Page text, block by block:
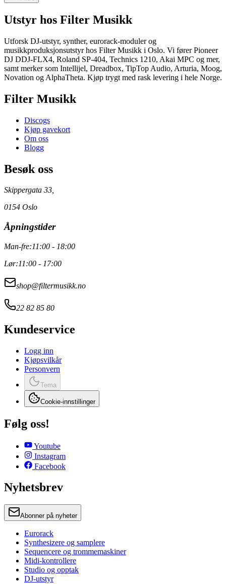
Utstyr hos Filter Musikk
Utforsk DJ-utstyr, synther, eurorack-moduler og
musikkproduksjonsutstyr hos Filter Musikk i Oslo. Vi fører Pioneer
DJ DDJ-FLX4, Roland SP-404, Technics 1210, Akai MPC og mer,
samt merker som Intellijel, Dreadbox, TipTop Audio, Arturia, Moog,
Novation og AlphaTheta. Kjøp trygt med rask levering i hele Norge.
Filter Musikk
Discogs
Kjøp gavekort
Om oss
Blogg
Besøk oss
Skippergata 33,
0154 Oslo
Åpningstider
Man-fre:11:00 - 18:00
Lør:11:00 - 17:00
shop@filtermusikk.no
22 82 85 80
Kundeservice
Logg inn
Kjøpsvilkår
Personvern
Tema
Cookie-innstillinger
Følg oss!
Youtube
Instagram
Facebook
Nyhetsbrev
Abonner på nyheter
Eurorack
Synthesizere og samplere
Sequencere og trommemaskiner
Midi-kontrollere
Studio og opptak
DJ-utstyr